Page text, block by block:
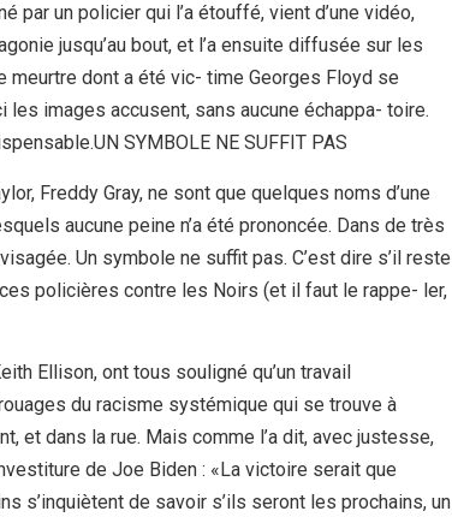
par un policier qui l’a étouffé, vient d’une vidéo,
jusqu’au bout, et l’a ensuite diffusée sur les
meurtre dont a été vic- time Georges Floyd se
images accusent, sans aucune échappa- toire.
SYMBOLE NE SUFFIT PAS
Freddy Gray, ne sont que quelques noms d’une
aucune peine n’a été prononcée. Dans de très
Un symbole ne suffit pas. C’est dire s’il reste
policières contre les Noirs (et il faut le rappe- ler,
Ellison, ont tous souligné qu’un travail
du racisme systémique qui se trouve à
et dans la rue. Mais comme l’a dit, avec justesse,
de Joe Biden : «La victoire serait que
s’inquiètent de savoir s’ils seront les prochains, un